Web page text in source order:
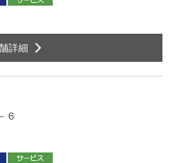
詳細
６